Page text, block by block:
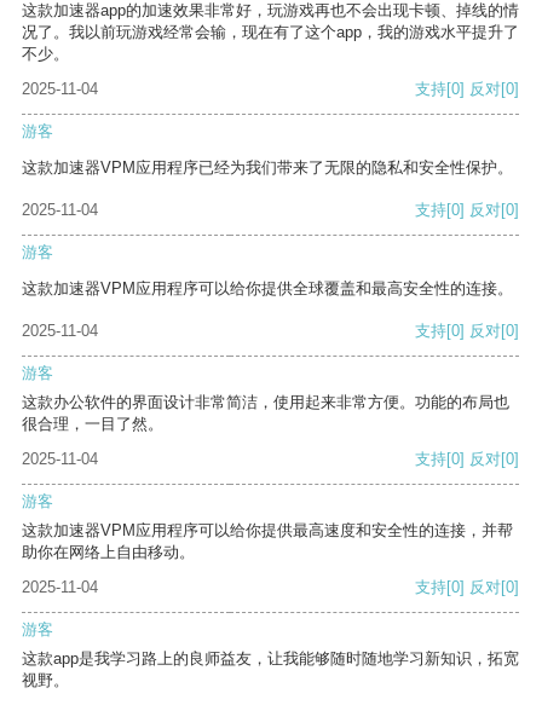
这款加速器app的加速效果非常好，玩游戏再也不会出现卡顿、掉线的情
况了。我以前玩游戏经常会输，现在有了这个app，我的游戏水平提升了
不少。
2025-11-04
支持[0] 反对[0]
游客
这款加速器VPM应用程序已经为我们带来了无限的隐私和安全性保护。
2025-11-04 支持[0] 反对[0]
游客
这款加速器VPM应用程序可以给你提供全球覆盖和最高安全性的连接。
2025-11-04 支持[0] 反对[0]
游客
这款办公软件的界面设计非常简洁，使用起来非常方便。功能的布局也
很合理，一目了然。
2025-11-04
支持[0] 反对[0]
游客
这款加速器VPM应用程序可以给你提供最高速度和安全性的连接，并帮
助你在网络上自由移动。
2025-11-04
支持[0] 反对[0]
游客
这款app是我学习路上的良师益友，让我能够随时随地学习新知识，拓宽
视野。